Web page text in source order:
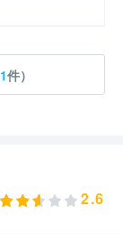
1件）
2.6